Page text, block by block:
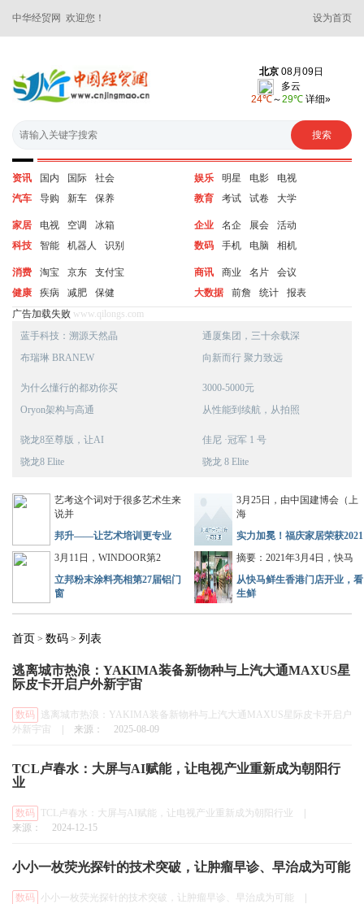
中华经贸网 欢迎您！ 设为首页
资讯 国内 国际
社会
汽车
导购 新车 保养
娱乐 明星 电影
电视
教育
考试 试卷 大学
家居 电视 空调
冰箱
科技
智能 机器人 识别
企业 名企 展会
活动
数码
手机 电脑 相机
消费 淘宝 京东
支付宝
健康
疾病 减肥 保健
商讯 商业 名片
会议
大数据
前詹 统计
报表
广告加载失败 www.qilongs.com
蓝手科技：溯源天然晶
布瑞琳 BRANEW
通厦集团，三十余载深
向新而行 聚力致远
为什么懂行的都劝你买
Oryon架构与高通
3000-5000元
从性能到续航，从拍照
骁龙8至尊版，让AI
骁龙8 Elite
佳尼 ·冠军 1 号
骁龙 8 Elite
艺考这个词对于很多艺术生来
说并
邦升——让艺术培训更专业
3月25日，由中国建博会（上
海
实力加冕！福庆家居荣获2021
3月11日，WINDOOR第2
立邦粉末涂料亮相第27届铝门
窗
摘要：2021年3月4日，快马
从快马鲜生香港门店开业，看
生鲜
首页 > 数码 > 列表
逃离城市热浪：YAKIMA装备新物种与上汽大通MAXUS星
际皮卡开启户外新宇宙
数码 逃离城市热浪：YAKIMA装备新物种与上汽大通MAXUS星际皮卡开启户
外新宇宙
来源： 2025-08-09
TCL卢春水：大屏与AI赋能，让电视产业重新成为朝阳行
业
数码 TCL卢春水：大屏与AI赋能，让电视产业重新成为朝阳行业
来源：
2024-12-15
小小一枚荧光探针的技术突破，让肿瘤早诊、早治成为可能
数码 小小一枚荧光探针的技术突破，让肿瘤早诊、早治成为可能